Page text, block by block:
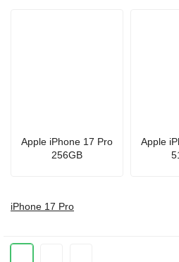
Apple iPhone 17 Pro
256GB
Apple
iPhone 17 Pro